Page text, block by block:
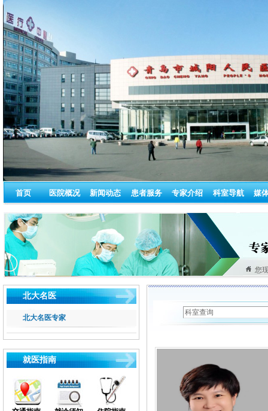
首页 医院概况 新闻动态 患者服务 专家介绍 科室导航 媒
您
北大名医
北大名医专家
就医指南